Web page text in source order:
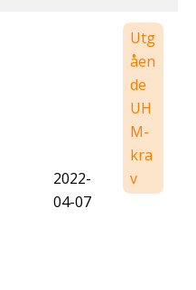
2022-
04-07
Utg
åen
de
UH
M-
kra
v